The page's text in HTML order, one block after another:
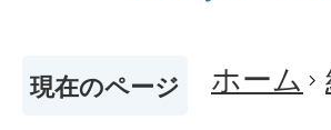
現在のページ ホーム